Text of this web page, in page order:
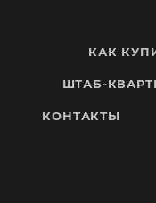
КАК
ШТАБ-
КОНТАКТЫ